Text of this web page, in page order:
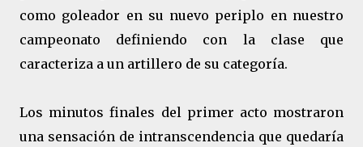
como goleador en su nuevo periplo en nuestro
campeonato definiendo con la clase que
caracteriza a un artillero de su categoría.
Los minutos finales del primer acto mostraron
una sensación de intranscendencia que quedaría